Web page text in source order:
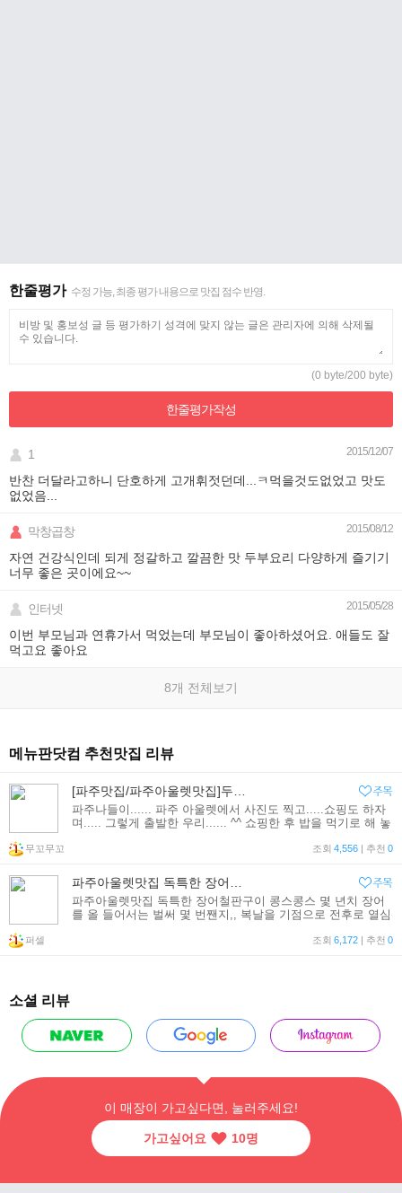
한줄평가 수정 가능, 최종 평가 내용으로 맛집 점수 반영.
(0 byte/200 byte)
한줄평가작성
1 2015/12/07
반찬 더달라고하니 단호하게 고개휘젓던데...ㅋ먹을것도없었고 맛도
없었음...
막창곱창 2015/08/12
자연 건강식인데 되게 정갈하고 깔끔한 맛 두부요리 다양하게 즐기기
너무 좋은 곳이에요~~
인터넷 2015/05/28
이번 부모님과 연휴가서 먹었는데 부모님이 좋아하셨어요. 애들도 잘
먹고요 좋아요
8개 전체보기
메뉴판닷컴 추천맛집 리뷰
파주나들이...... 파주 아울렛에서 사진도 찍고.....쇼핑도 하자
며..... 그렇게 출발한 우리...... ^^ 쇼핑한 후 밥을 먹기로 해 놓
무꼬무꼬 조회 4,556 | 추천 0
파주아울렛맛집 독특한 장어철판구이 콩스콩스 몇 년치 장어
를 올 들어서는 벌써 몇 번짼지,, 복날을 기점으로 전후로 열심
퍼셀 조회 6,172 | 추천 0
소셜 리뷰
이 매장이 가고싶다면, 눌러주세요!
가고싶어요 10명